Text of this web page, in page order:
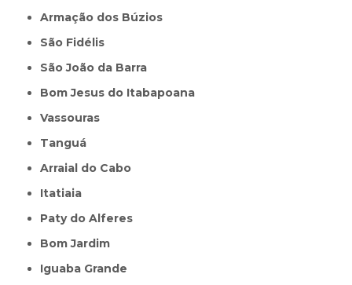
Armação dos Búzios
São Fidélis
São João da Barra
Bom Jesus do Itabapoana
Vassouras
Tanguá
Arraial do Cabo
Itatiaia
Paty do Alferes
Bom Jardim
Iguaba Grande